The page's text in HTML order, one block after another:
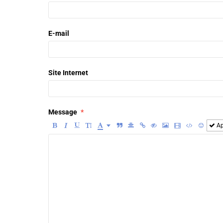
E-mail
Site Internet
Message